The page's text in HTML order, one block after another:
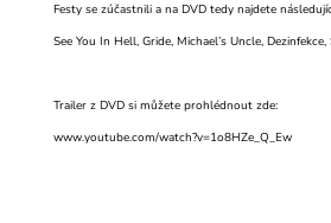
Festy se zúčastnili a na DVD tedy najdete
See You In Hell, Gride, Michael’s Uncle,
Trailer z DVD si můžete prohlédnout zde:
www.youtube.com/watch?v=1o8HZe_Q_Ew